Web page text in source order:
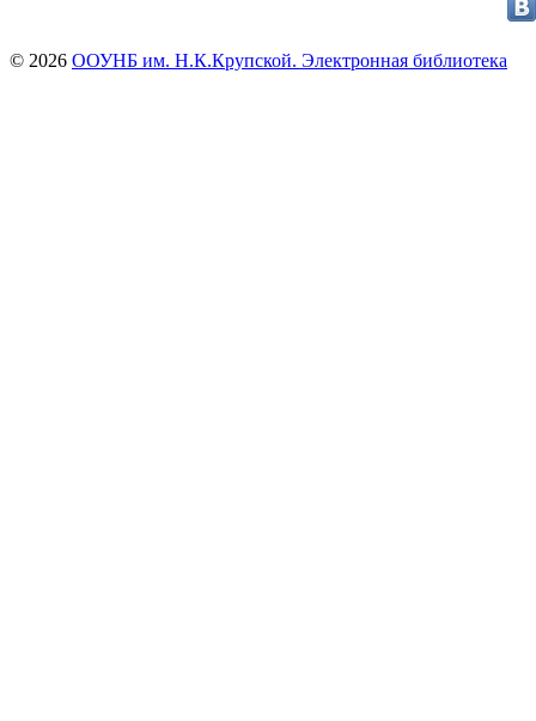
© 2026 ООУНБ им. Н.К.Крупской. Электронная библиотека